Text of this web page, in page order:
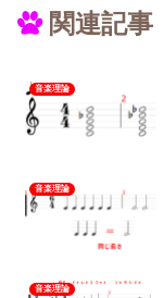
関連記事
音楽理論
音楽理論
音楽理論